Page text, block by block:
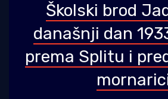
Školski brod
današnji dan
prema Splitu i